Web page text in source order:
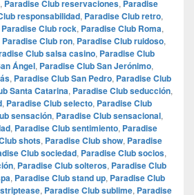
, Paradise Club reservaciones, Paradise
responsabilidad, Paradise Club retro,
Paradise Club rock, Paradise Club Roma,
Paradise Club ron, Paradise Club ruidoso,
Club salsa casino, Paradise Club
Ángel, Paradise Club San Jerónimo,
, Paradise Club San Pedro, Paradise Club
Santa Catarina, Paradise Club seducción,
, Paradise Club selecto, Paradise Club
sensación, Paradise Club sensacional,
, Paradise Club sentimiento, Paradise
shots, Paradise Club show, Paradise
Club sociedad, Paradise Club socios,
, Paradise Club solteros, Paradise Club
, Paradise Club stand up, Paradise Club
, Paradise Club sublime, Paradise